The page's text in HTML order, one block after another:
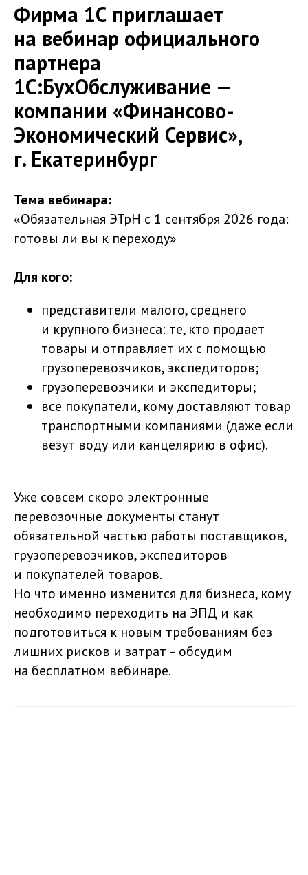
Фирма 1С приглашает
на вебинар официального
партнера
1С:БухОбслуживание —
компании «Финансово-
Экономический Сервис»,
г. Екатеринбург
Тема вебинара:
«Обязательная ЭТрН с 1 сентября 2026 года:
готовы ли вы к переходу»
Для кого:
представители малого, среднего
и крупного бизнеса: те, кто продает
товары и отправляет их с помощью
грузоперевозчиков, экспедиторов;
грузоперевозчики и экспедиторы;
все покупатели, кому доставляют товар
транспортными компаниями (даже если
везут воду или канцелярию в офис).
Уже совсем скоро электронные
перевозочные документы станут
обязательной частью работы поставщиков,
грузоперевозчиков, экспедиторов
и покупателей товаров.
Но что именно изменится для бизнеса, кому
необходимо переходить на ЭПД и как
подготовиться к новым требованиям без
лишних рисков и затрат – обсудим
на бесплатном вебинаре.